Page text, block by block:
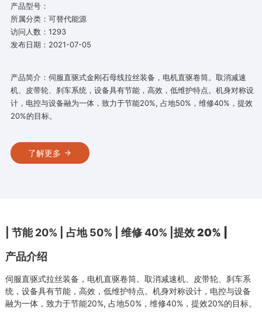
产品型号：
所属分类：可替代能源
访问人数：1293
发布日期：2021-07-05
产品简介：伺服直驱式金刚石母线拉丝装备，电机直驱卷筒。取消减速
机、皮带轮、刹车系统，设备具有节能，高效，低维护特点。机身对称设
计，电控与设备融为一体，致力于节能20%, 占地50%，维修40%，提效
20%的目标。
了解更多
| 节能 20% | 占地 50% | 维修 40% | 提效 20% |
产品介绍
伺服直驱式拉丝装备，电机直驱卷筒。取消减速机、皮带轮、刹车系
统，设备具有节能，高效，低维护特点。机身对称设计，电控与设备
融为一体，致力于节能20%, 占地50%，维修40%，提效20%的目标。